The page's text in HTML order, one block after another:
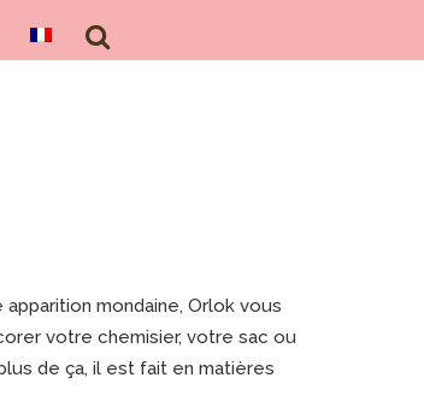
mondaine, Orlok vous
votre chemisier, votre sac ou
de ça, il est fait en matières